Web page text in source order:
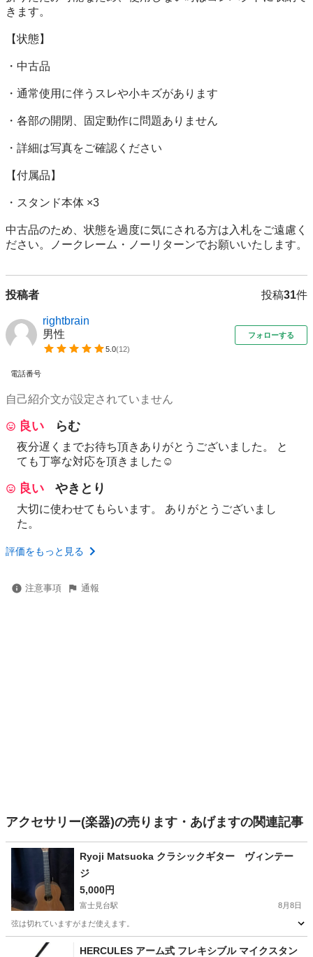
きます。
【状態】
・中古品
・通常使用に伴うスレや小キズがあります
・各部の開閉、固定動作に問題ありません
・詳細は写真をご確認ください
【付属品】
・スタンド本体 ×3
中古品のため、状態を過度に気にされる方は入札をご遠慮く
ださい。ノークレーム・ノーリターンでお願いいたします。
投稿者 投稿31件
rightbrain
男性
5.0(12)
フォローする
電話番号
自己紹介文が設定されていません
良い らむ
夜分遅くまでお待ち頂きありがとうございました。 と
ても丁寧な対応を頂きました☺️
良い やきとり
大切に使わせてもらいます。 ありがとうございまし
た。
評価をもっと見る
注意事項 通報
アクセサリー(楽器)の売ります・あげますの関連記事
Ryoji Matsuoka クラシックギター ヴィンテー
ジ
5,000円
富士見台駅 8月8日
弦は切れていますがまだ使えます。
練馬区 弦楽器、ギター
HERCULES アーム式 フレキシブル マイクスタン